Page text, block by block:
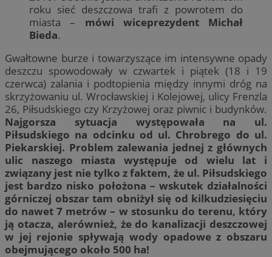
roku sieć deszczowa trafi z powrotem do
miasta – mówi wiceprezydent Michał
Bieda.
Gwałtowne burze i towarzyszące im intensywne opady
deszczu spowodowały w czwartek i piątek (18 i 19
czerwca) zalania i podtopienia między innymi dróg na
skrzyżowaniu ul. Wrocławskiej i Kolejowej, ulicy Frenzla
26, Piłsudskiego czy Krzyżowej oraz piwnic i budynków.
Najgorsza sytuacja występowała na ul.
Piłsudskiego na odcinku od ul. Chrobrego do ul.
Piekarskiej. Problem zalewania jednej z głównych
ulic naszego miasta występuje od wielu lat i
związany jest nie tylko z faktem, że ul. Piłsudskiego
jest bardzo nisko położona – wskutek działalności
górniczej obszar tam obniżył się od kilkudziesięciu
do nawet 7 metrów – w stosunku do terenu, który
ją otacza, alerównież, że do kanalizacji deszczowej
w jej rejonie spływają wody opadowe z obszaru
obejmującego około 500 ha!